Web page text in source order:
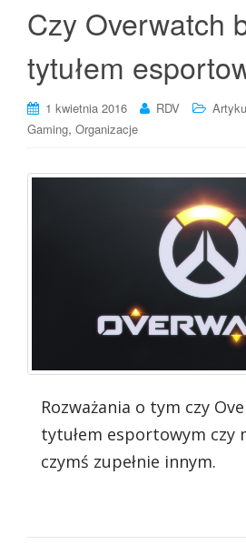
Czy Overwatch
tytułem
1 kwietnia 2016 RDV
Gaming, Organizacje
Rozważania o tym czy
tytułem esportowym czy
czymś zupełnie innym.